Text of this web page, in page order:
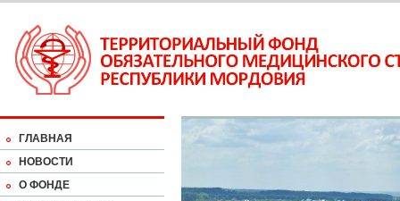
ГЛАВНАЯ
НОВОСТИ
О ФОНДЕ